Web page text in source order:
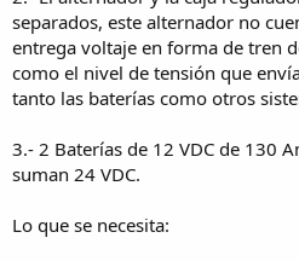
separados, este alternador no
entrega voltaje en forma de tren
como el nivel de tensión que
tanto las baterías como otros
3.- 2 Baterías de 12 VDC de 130
suman 24 VDC.
Lo que se necesita: